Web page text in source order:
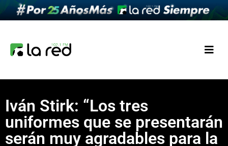
Iván Stirk: “Los tres
uniformes que se presentarán
serán muy agradables para la